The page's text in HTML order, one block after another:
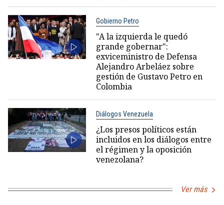
Gobierno Petro
"A la izquierda le quedó
grande gobernar":
exviceministro de Defensa
Alejandro Arbeláez sobre
gestión de Gustavo Petro en
Colombia
Diálogos Venezuela
¿Los presos políticos están
incluidos en los diálogos entre
el régimen y la oposición
venezolana?
Ver más